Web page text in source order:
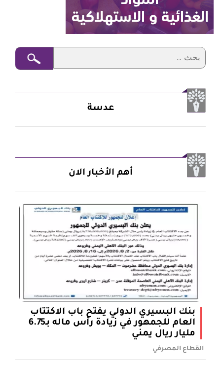
عدسة
أهم الأخبار الان
بنك البسيري الدولي يفتح باب الاكتتاب
العام للجمهور في زيادة رأس ماله بـ6.75
مليار ريال يمني
القطاع المصرفي